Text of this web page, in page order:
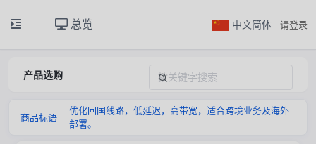
总览 中文简体 请登录
产品选购
商品标语
优化回国线路，低延迟，高带宽，适合跨境业务及海外
部署。